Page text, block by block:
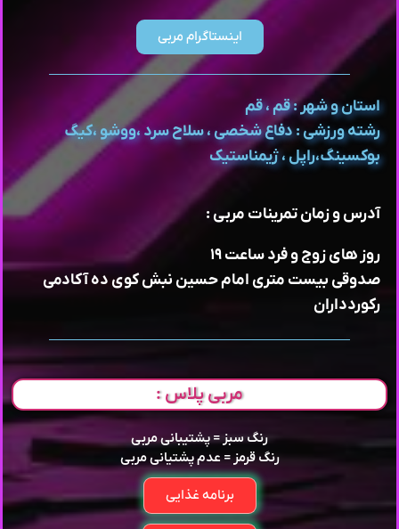
اینستاگرام مربی
استان و شهر : قم ، قم
رشته ورزشی : دفاع شخصی ، سلاح سرد ،ووشو ،کیگ
بوکسینگ،راپل ، ژیمناستیک
آدرس و زمان تمرینات مربی :
روز های زوج و فرد ساعت ۱۹
صدوقی بیست متری امام حسین نبش کوی ده آکادمی
رکوردداران
مربی پلاس :
رنگ سبز = پشتیبانی مربی
رنگ قرمز = عدم پشتیانی مربی
برنامه غذایی